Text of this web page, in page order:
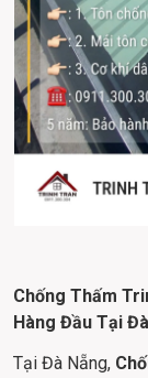
Chống Thấm
Hàng Đầu Tại
Tại Đà Nẵng,